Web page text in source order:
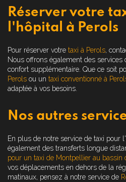
Réserver votre
l'hôpital à Perols
Pour réserver votre taxi à Perols,
Nous offrons également des services
confort supplémentaire. Que ce soit
Perols ou un taxi conventionné à
adaptée à vos besoins.
Nos autres
En plus de notre service de taxi pour
également des transferts longue
pour un taxi de Montpellier au bassin
vos déplacements en dehors de la
matinaux, pensez à notre service de